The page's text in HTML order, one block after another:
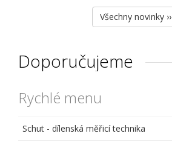
Všechny novinky ››
Doporučujeme
Rychlé menu
Schut - dílenská měřicí technika